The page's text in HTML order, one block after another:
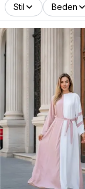
Stil Beden